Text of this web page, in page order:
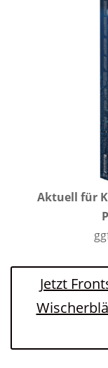
Aktuell für
Jetzt